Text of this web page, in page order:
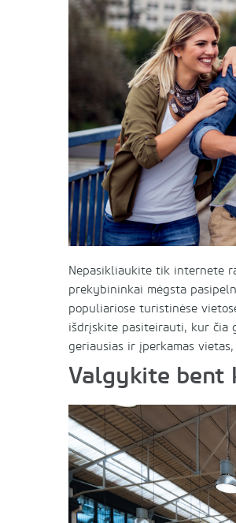
Nepasikliaukite tik internete
prekybininkai mėgsta
populiariose turistinėse
išdrįskite pasiteirauti, kur čia
geriausias ir įperkamas
Valgykite bent